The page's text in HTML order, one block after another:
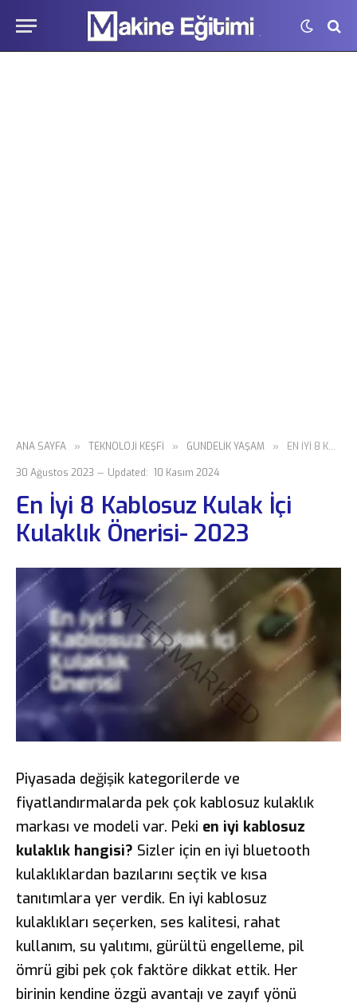
ANA SAYFA » TEKNOLOJI KEŞFI » GÜNDELIK YAŞAM » EN İYI 8 KABLOSUZ KULAK İÇI KULAKLIK ÖNERISI- 2023
30 Ağustos 2023 Updated: 10 Kasım 2024
En İyi 8 Kablosuz Kulak İçi
Kulaklık Önerisi- 2023
Piyasada değişik kategorilerde ve
fiyatlandırmalarda pek çok kablosuz kulaklık
markası ve modeli var. Peki en iyi kablosuz
kulaklık hangisi? Sizler için en iyi bluetooth
kulaklıklardan bazılarını seçtik ve kısa
tanıtımlara yer verdik. En iyi kablosuz
kulaklıkları seçerken, ses kalitesi, rahat
kullanım, su yalıtımı, gürültü engelleme, pil
ömrü gibi pek çok faktöre dikkat ettik. Her
birinin kendine özgü avantajı ve zayıf yönü